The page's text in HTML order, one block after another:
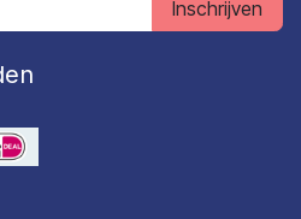
Inschrijven